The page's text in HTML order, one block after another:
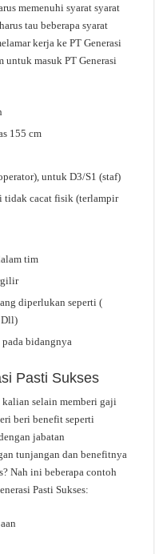
memenuhi syarat syarat
tau beberapa syarat
kerja ke PT Generasi
untuk masuk PT Generasi
155 cm
untuk D3/S1 (staf)
tidak cacat fisik (terlampir
tim
diperlukan seperti (
Dll)
bidangnya
Pasti Sukses
kalian selain memberi gaji
beri benefit seperti
jabatan
tunjangan dan benefitnya
Nah ini beberapa contoh
Pasti Sukses: